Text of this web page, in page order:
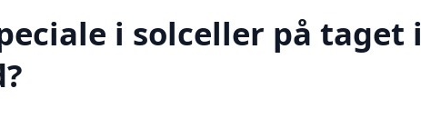
i solceller på taget i